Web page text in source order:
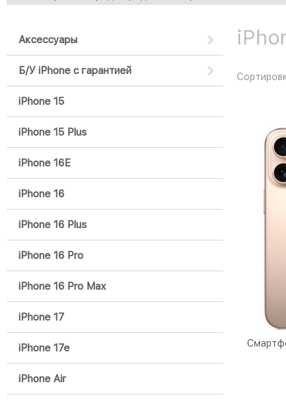
Аксессуары
Б/У iPhone с гарантией
iPhone 15
iPhone 15 Plus
iPhone 16E
iPhone 16
iPhone 16 Plus
iPhone 16 Pro
iPhone 16 Pro Max
iPhone 17
iPhone 17e
iPhone Air
Найдено товаров: